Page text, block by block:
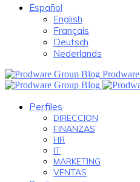
Español
English
Français
Deutsch
Nederlands
Perfiles
DIRECCION
FINANZAS
HR
IT
MARKETING
VENTAS